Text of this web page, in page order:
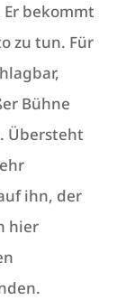
bekommt
zu tun. Für
Bühne
Übersteht
ihn, der
hier